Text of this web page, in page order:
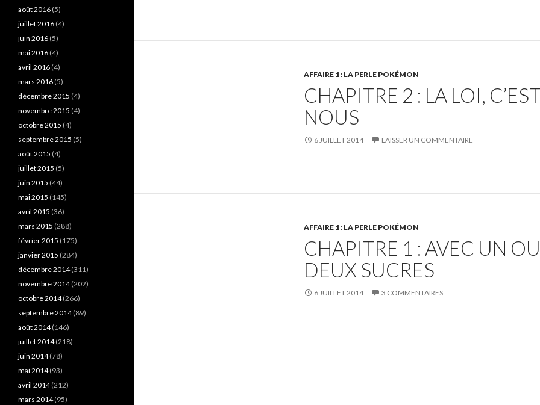
AFFAIRE 1 : LA PERLE POKÉMON
CHAPITRE 2 : LA LOI,
NOUS
6 JUILLET 2014 LAISSER UN COMMENTAIRE
AFFAIRE 1 : LA PERLE POKÉMON
CHAPITRE 1 : AVEC UN OU
DEUX SUCRES
6 JUILLET 2014 3 COMMENTAIRES
août 2016 (5)
juillet 2016 (4)
juin 2016 (5)
mai 2016 (4)
avril 2016 (4)
mars 2016 (5)
décembre 2015 (4)
novembre 2015 (4)
octobre 2015 (4)
septembre 2015 (5)
août 2015 (4)
juillet 2015 (5)
juin 2015 (44)
mai 2015 (145)
avril 2015 (36)
mars 2015 (288)
février 2015 (175)
janvier 2015 (284)
décembre 2014(311)
novembre 2014(202)
octobre 2014(266)
septembre 2014(89)
août 2014(146)
juillet 2014(218)
juin 2014(78)
mai 2014(93)
avril 2014(212)
mars 2014(95)